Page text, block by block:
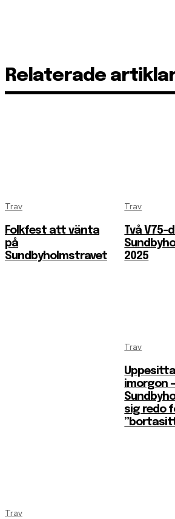
Relaterade
Trav
Folkfest att vänta
på
Sundbyholmstravet
Trav
Två V75-
2025
Trav
imorgon –
sig redo
Trav